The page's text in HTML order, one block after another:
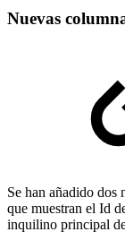
Nuevas
Se han añadido dos
que muestran el Id
inquilino principal